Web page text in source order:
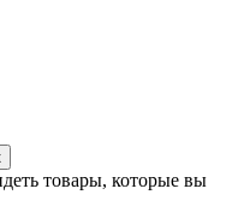
товары, которые вы